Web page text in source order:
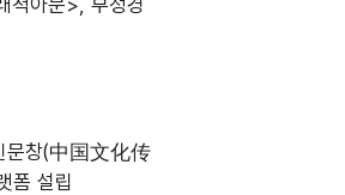
문창(中国文化传
폼 설립